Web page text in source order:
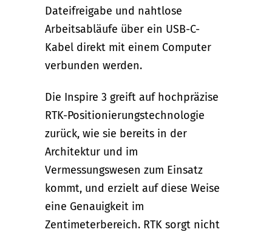
Dateifreigabe und nahtlose
Arbeitsabläufe über ein USB-C-
Kabel direkt mit einem Computer
verbunden werden.
Die Inspire 3 greift auf hochpräzise
RTK-Positionierungstechnologie
zurück, wie sie bereits in der
Architektur und im
Vermessungswesen zum Einsatz
kommt, und erzielt auf diese Weise
eine Genauigkeit im
Zentimeterbereich. RTK sorgt nicht